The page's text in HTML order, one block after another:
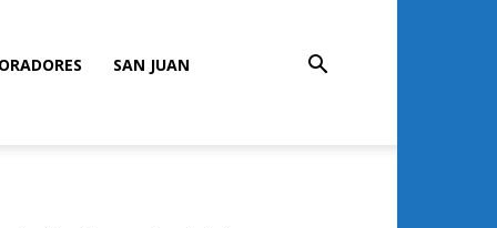
SAN JUAN